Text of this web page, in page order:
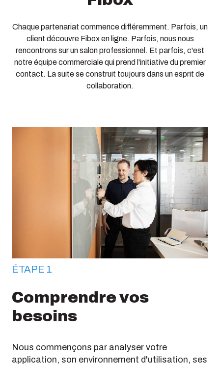
Chaque partenariat commence différemment. Parfois, un
client découvre Fibox en ligne. Parfois, nous nous
rencontrons sur un salon professionnel. Et parfois, c'est
notre équipe commerciale qui prend l'initiative du premier
contact. La suite se construit toujours dans un esprit de
collaboration.
ÉTAPE 1
Comprendre vos
besoins
Nous commençons par analyser votre
application, son environnement d'utilisation, ses